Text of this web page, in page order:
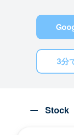
3分
Stock